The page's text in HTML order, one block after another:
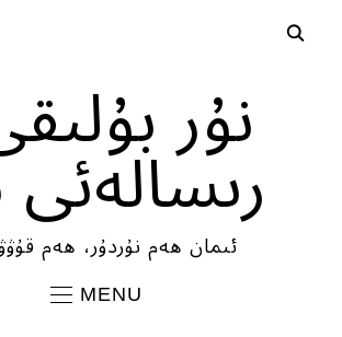
نۇر
ئىمان ھەم نۇردۇر، ھەم
MENU